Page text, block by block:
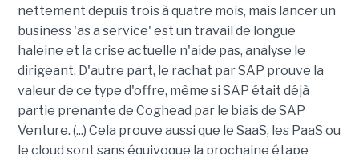
nettement depuis trois à quatre mois, mais lancer un
business 'as a service' est un travail de longue
haleine et la crise actuelle n'aide pas, analyse le
dirigeant. D'autre part, le rachat par SAP prouve la
valeur de ce type d'offre, même si SAP était déjà
partie prenante de Coghead par le biais de SAP
Venture. (...) Cela prouve aussi que le SaaS, les PaaS ou
le cloud sont sans équivoque la prochaine étape